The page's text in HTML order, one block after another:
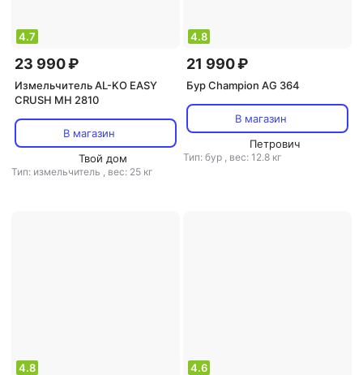
4.7
23 990 ₽
Измельчитель AL-KO EASY
CRUSH MH 2810
В магазин
Твой дом
Тип: измельчитель , вес: 25 кг
4.8
21 990 ₽
Бур Champion AG 364
В магазин
Петрович
Тип: бур , вес: 12.8 кг
4.8 4.6